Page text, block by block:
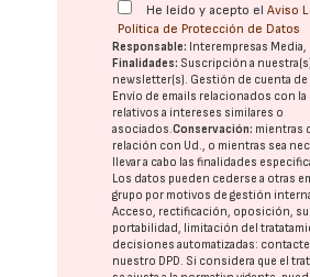
He leído y acepto elAviso
Política de Protección de Datos
Responsable: Interempresas Media,
Finalidades: Suscripción a nuestra(s)
newsletter(s). Gestión de cuenta de
Envío de emails relacionados con la
relativos a intereses similares o
asociados.Conservación: mientras
relación con Ud., o mientras sea
llevar a cabo las finalidades
Los datos pueden cederse a otras
grupo por motivos de gestión
Acceso, rectificación, oposición,
portabilidad, limitación del
decisiones automatizadas:
nuestro DPD. Si considera que el